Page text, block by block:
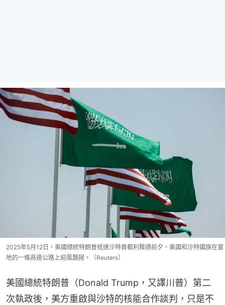
2025年5月12日，美國總統特朗普抵達沙特首都利雅德前夕，美國和沙特國旗在當
地的一條高速公路上迎風飄揚。（Reuters）
美國總統特朗普（Donald Trump，又譯川普）第二
次執政後，美方重啟與沙特的核能合作談判，只是不